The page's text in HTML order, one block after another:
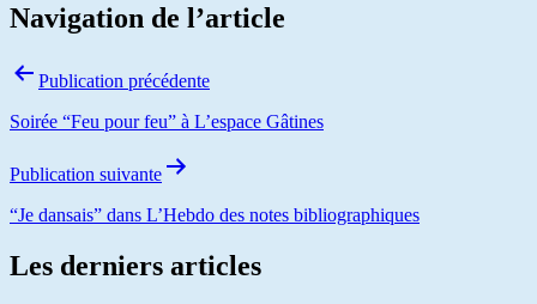
Navigation de l’article
Publication précédente
Soirée “Feu pour feu” à L’espace Gâtines
Publication suivante
“Je dansais” dans L’Hebdo des notes bibliographiques
Les derniers articles